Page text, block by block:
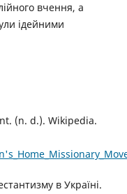
вчення, а
ідейними
(n. d.). Wikipedia.
в Україні.